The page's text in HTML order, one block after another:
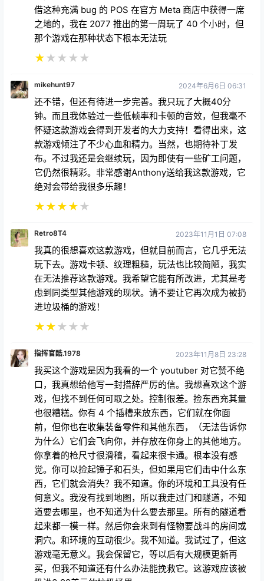
30 分钟后，相同类型的怪物是一个大爸爸商业子弹海
绵，就是这样，最后一件事，我无法理解他们是如何凭
借这种充满 bug 的 POS 在官方 Meta 商店中获得一席
之地的，我在 2077 推出的第一周玩了 40 个小时，但
★★★★
mikehunt97 2024年6月6日 06:31
还不错，但还有待进一步完善。我只玩了大概40分
钟。而且我体验过一些低帧率和卡顿的音效，但我毫不
怀疑这款游戏会得到开发者的大力支持！看得出来，这
款游戏倾注了不少心血和精力。当然，也期待补丁发
布。不过我还是会继续玩，因为即使有一些矿工问题，
它仍然很精彩。非常感谢Anthony送给我这款游戏，它
★★★
Retro8T4 2023年11月1日 07:08
我真的很想喜欢这款游戏，但就目前而言，它几乎无法
玩下去。游戏卡顿、纹理粗糙，玩法也比较简陋，我实
在无法推荐这款游戏。我希望它能有所改进，尤其是考
虑到同类型其他游戏的现状。请不要让它再次成为被扔
★★★★★
指挥官酷.1978 2023年11月8日 23:28
我买这个游戏是因为我看的一个 youtuber 对它赞不绝
口，我真想给他写一封措辞严厉的信。我想喜欢这个游
戏，但找不到任何可取之处。控制很差。捡东西充其量
也很糟糕。你有 4 个插槽来放东西，它们就在你面
前，但你也在收集装备零件和其他东西，（无法告诉你
为什么）它们会飞向你，并存放在你身上的其他地方。
你拿着的枪尺寸很滑稽，看起来很卡通。根本没有感
觉。你可以捡起锤子和石头，但如果用它们击中什么东
西，它们就会消失？我不知道。你的环境和工具没有任
何意义。我没有找到地图，所以我走过门和隧道，不知
道要去哪里，也不知道为什么要去那里。所有的隧道看
起来都一模一样。然后你会来到有怪物要战斗的房间或
洞穴。和环境的互动很少。我不知道。我试过了，但这